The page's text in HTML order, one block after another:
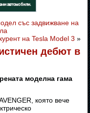
със задвижване на
на Tesla Model 3 »
дебют в
моделна гама
която вече